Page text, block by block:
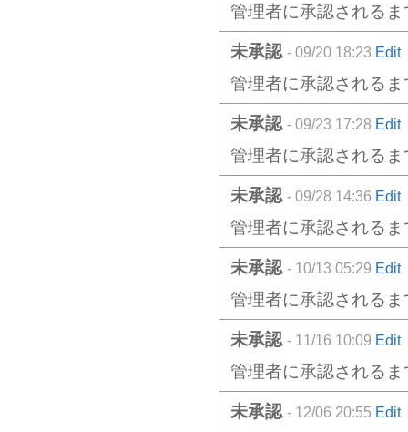
管理者に承認される
未承認 - 09/20 18:23 Edit
管理者に承認される
未承認 - 09/23 17:28 Edit
管理者に承認される
未承認 - 09/28 14:36 Edit
管理者に承認される
未承認 - 10/13 05:29 Edit
管理者に承認される
未承認 - 11/16 10:09 Edit
管理者に承認される
未承認 - 12/06 20:55 Edit